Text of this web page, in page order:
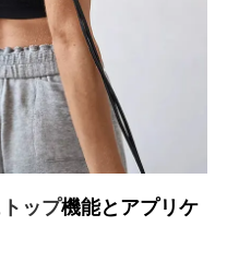
ップ機能とアプリケ